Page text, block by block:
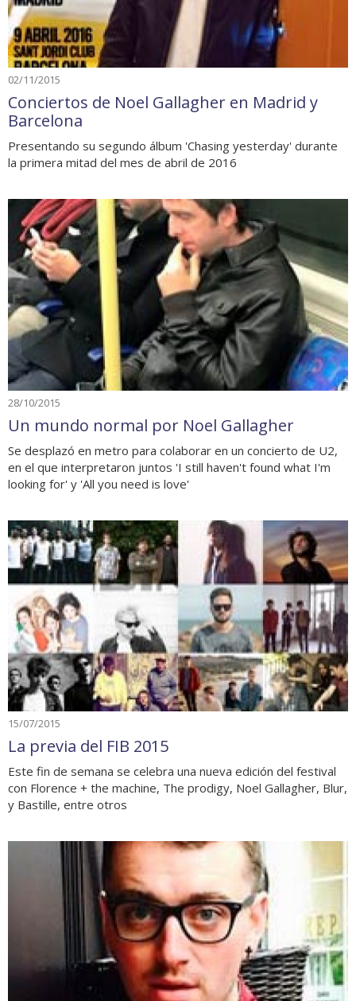
02/11/2015
Conciertos de Noel Gallagher en Madrid y
Barcelona
Presentando su segundo álbum 'Chasing yesterday' durante
la primera mitad del mes de abril de 2016
28/10/2015
Un mundo normal por Noel Gallagher
Se desplazó en metro para colaborar en un concierto de U2,
en el que interpretaron juntos 'I still haven't found what I'm
looking for' y 'All you need is love'
15/07/2015
La previa del FIB 2015
Este fin de semana se celebra una nueva edición del festival
con Florence + the machine, The prodigy, Noel Gallagher, Blur,
y Bastille, entre otros